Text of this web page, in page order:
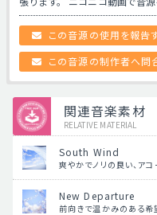
この音源の使用を報告
この音源の制作者へ問
関連音楽素材
RELATIVE MATERIAL
South Wind
爽やかでノリの良い、ア
New Departure
前向きで温かみのある